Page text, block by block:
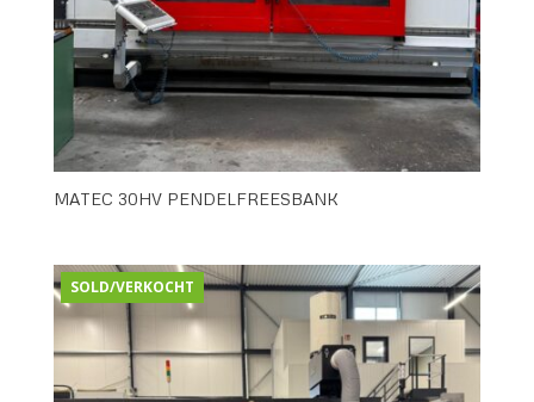
MATEC 30HV PENDELFREESBANK
SOLD/VERKOCHT